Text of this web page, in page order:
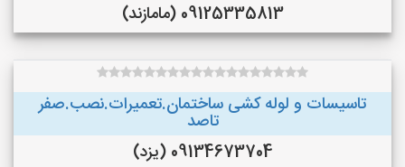
09125335813 (مامازند)
تاسیسات و لوله کشی ساختمان.تعمیرات.نصب.صفر
تاصد
09134673704 (یزد)